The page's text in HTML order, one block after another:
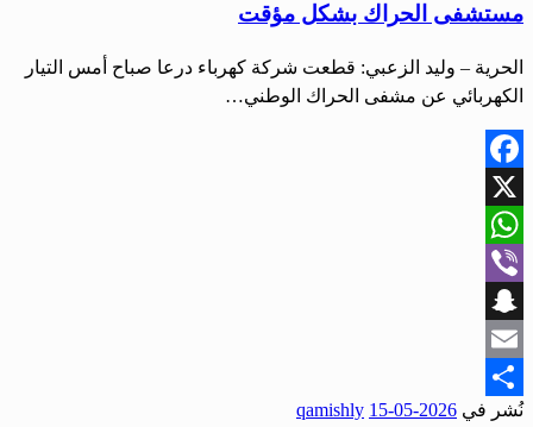
مستشفى الحراك بشكل مؤقت
الحرية – وليد الزعبي: قطعت شركة كهرباء درعا صباح أمس التيار
الكهربائي عن مشفى الحراك الوطني…
Facebook
X
WhatsApp
Viber
Snapchat
Email
Share
نُشر في 2026-05-15
qamishly